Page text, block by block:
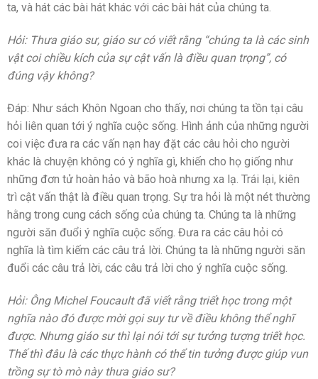
ta, và hát các bài hát khác với các bài hát của chúng ta.
Hỏi: Thưa giáo sư, giáo sư có viết rằng “chúng ta là các sinh
vật coi chiều kích của sự cật vấn là điều quan trọng”, có
đúng vậy không?
Đáp: Như sách Khôn Ngoan cho thấy, nơi chúng ta tồn tại câu
hỏi liên quan tới ý nghĩa cuộc sống. Hình ảnh của những người
coi việc đưa ra các vấn nạn hay đặt các câu hỏi cho người
khác là chuyện không có ý nghĩa gì, khiến cho họ giống như
những đơn tử hoàn hảo và bão hoà nhưng xa lạ. Trái lại, kiên
trì cật vấn thật là điều quan trọng. Sự tra hỏi là một nét thường
hằng trong cung cách sống của chúng ta. Chúng ta là những
người săn đuổi ý nghĩa cuộc sống. Đưa ra các câu hỏi có
nghĩa là tìm kiếm các câu trả lời. Chúng ta là những người săn
đuổi các câu trả lời, các câu trả lời cho ý nghĩa cuộc sống.
Hỏi: Ông Michel Foucault đã viết rằng triết học trong một
nghĩa nào đó được mời gọi suy tư về điều không thể nghĩ
được. Nhưng giáo sư thì lại nói tới sự tưởng tượng triết học.
Thế thì đâu là các thực hành có thể tin tưởng được giúp vun
trồng sự tò mò này thưa giáo sư?